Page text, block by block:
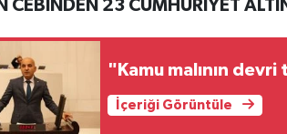
CEBİNDEN 23 CUMHURİYET
"Kamu malının
İçeriği Görüntüle